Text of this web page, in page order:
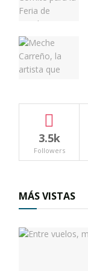
3.5k
Followers
MÁS VISTAS